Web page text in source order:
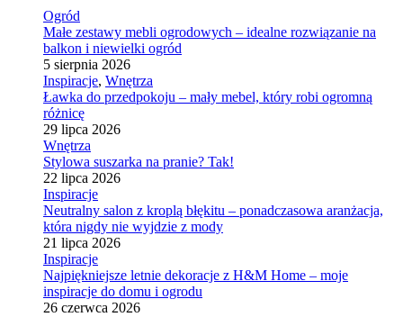
Ogród
Małe zestawy mebli ogrodowych – idealne rozwiązanie na
balkon i niewielki ogród
5 sierpnia 2026
Inspiracje, Wnętrza
Ławka do przedpokoju – mały mebel, który robi ogromną
różnicę
29 lipca 2026
Wnętrza
Stylowa suszarka na pranie? Tak!
22 lipca 2026
Inspiracje
Neutralny salon z kroplą błękitu – ponadczasowa aranżacja,
która nigdy nie wyjdzie z mody
21 lipca 2026
Inspiracje
Najpiękniejsze letnie dekoracje z H&M Home – moje
inspiracje do domu i ogrodu
26 czerwca 2026